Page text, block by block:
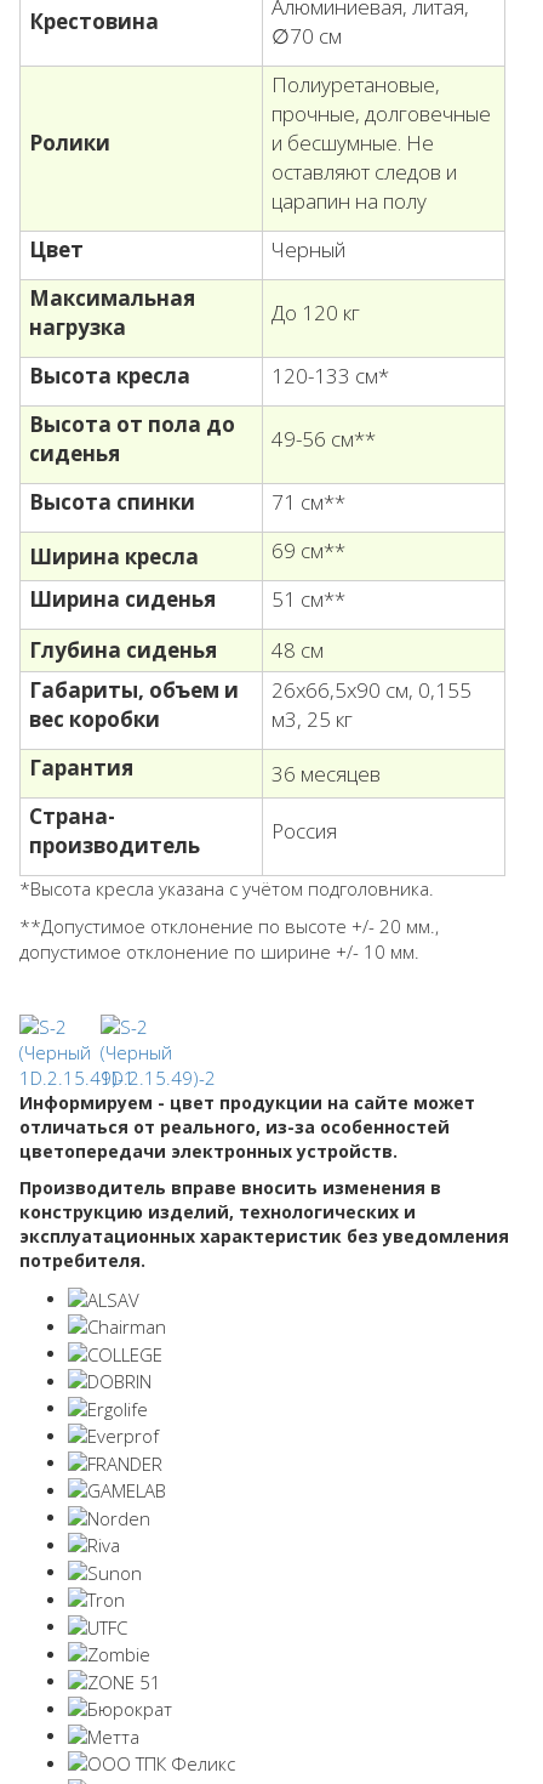
Крестовина
Алюминиевая, литая,
∅70 см
Ролики
Полиуретановые,
прочные, долговечные
и бесшумные. Не
оставляют следов и
царапин на полу
Цвет
Черный
Максимальная
нагрузка
До 120 кг
Высота кресла
120-133 см*
Высота от пола до
сиденья
49-56 см**
Высота спинки
71 см**
Ширина кресла
69 см**
Ширина сиденья
51 см**
Глубина сиденья
48 см
Габариты, объем и
вес коробки
26х66,5х90 см, 0,155
м3, 25 кг
Гарантия
36 месяцев
Страна-
производитель
Россия
*Высота кресла указана с учётом подголовника.
**Допустимое отклонение по высоте +/- 20 мм.,
допустимое отклонение по ширине +/- 10 мм.
Информируем - цвет продукции на сайте может
отличаться от реального, из-за особенностей
цветопередачи электронных устройств.
Производитель вправе вносить изменения в
конструкцию изделий, технологических и
эксплуатационных характеристик без уведомления
потребителя.